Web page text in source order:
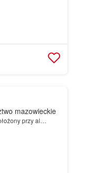
mazowieckie
przy al…